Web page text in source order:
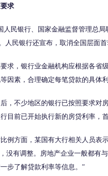
求
民银行、国家金融监督管理总局
人民银行还宣布，取消全国层面
，银行业金融机构应根据各省级
因素，合理确定每笔贷款的具体利
不少地区的银行已按照要求对房
目前已开始执行新的房贷利率，
方面，某国有大行相关人员表示
没有调整。房地产企业一般都有
步了解贷款利率等信息。”